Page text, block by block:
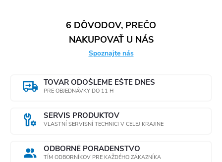
6 DÔVODOV, PREČO
NAKUPOVAŤ U NÁS
Spoznajte nás
TOVAR ODOŠLEME EŠTE DNES
PRE OBJEDNÁVKY DO 11 H
SERVIS PRODUKTOV
VLASTNÍ SERVISNÍ TECHNICI V CELEJ KRAJINE
ODBORNÉ PORADENSTVO
TÍM ODBORNÍKOV PRE KAŽDÉHO ZÁKAZNÍKA